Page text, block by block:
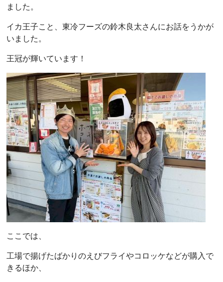
ました。
イカ王子こと、東冷フーズの鈴木良太さんにお話をうかが
いました。
王冠が輝いています！
ここでは、
工場で揚げたばかりのえびフライやコロッケなどが購入で
きるほか、